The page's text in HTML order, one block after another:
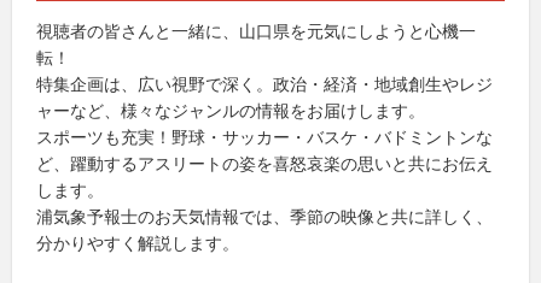
視聴者の皆さんと一緒に、山口県を元気にしようと心機一
転！
特集企画は、広い視野で深く。政治・経済・地域創生やレジ
ャーなど、様々なジャンルの情報をお届けします。
スポーツも充実！野球・サッカー・バスケ・バドミントンな
ど、躍動するアスリートの姿を喜怒哀楽の思いと共にお伝え
します。
浦気象予報士のお天気情報では、季節の映像と共に詳しく、
分かりやすく解説します。